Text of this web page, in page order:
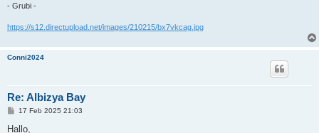
- Grubi -
https://s12.directupload.net/images/210215/bx7vkcag.jpg
Conni2024
Re: Albizya Bay
B
i
17 Feb 2025 21:03
Hallo,